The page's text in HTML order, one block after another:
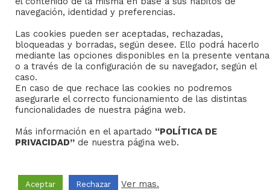
navegación, identidad y preferencias.
Las cookies pueden ser aceptadas, rechazadas,
bloqueadas y borradas, según desee. Ello podrá hacerlo
mediante las opciones disponibles en la presente ventana
o a través de la configuración de su navegador, según el
caso.
En caso de que rechace las cookies no podremos
asegurarle el correcto funcionamiento de las distintas
funcionalidades de nuestra página web.
Más información en el apartado “POLÍTICA DE
PRIVACIDAD” de nuestra página web.
Aceptar Rechazar Ver mas.